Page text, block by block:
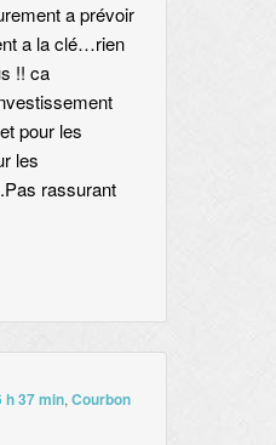
a prévoir
a la clé…rien
!! ca
pour les
les
rassurant
h 37 min, Courbon